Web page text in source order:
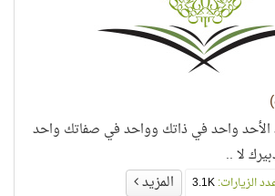
الأحد واحد في ذاتك وواحد في صفاتك واحد
لا ..
الزيارات: المزيد